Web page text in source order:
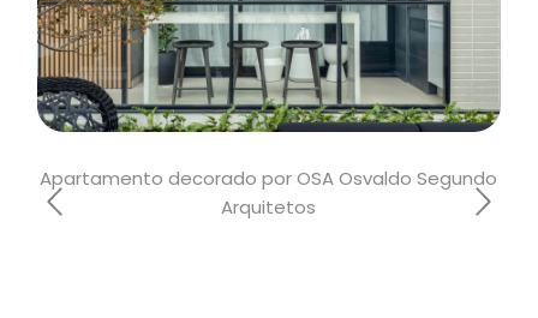
Apartamento decorado por OSA Osvaldo Segundo
Arquitetos